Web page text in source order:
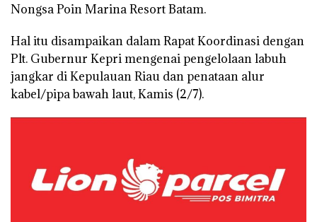
Nongsa Poin Marina Resort Batam.
Hal itu disampaikan dalam Rapat Koordinasi dengan
Plt. Gubernur Kepri mengenai pengelolaan labuh
jangkar di Kepulauan Riau dan penataan alur
kabel/pipa bawah laut, Kamis (2/7).